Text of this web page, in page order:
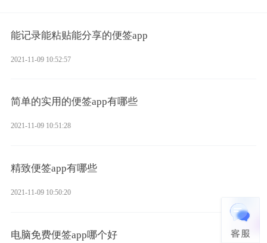
能记录能粘贴能分享的便签app
2021-11-09 10:52:57
简单的实用的便签app有哪些
2021-11-09 10:51:28
精致便签app有哪些
2021-11-09 10:50:20
电脑免费便签app哪个好